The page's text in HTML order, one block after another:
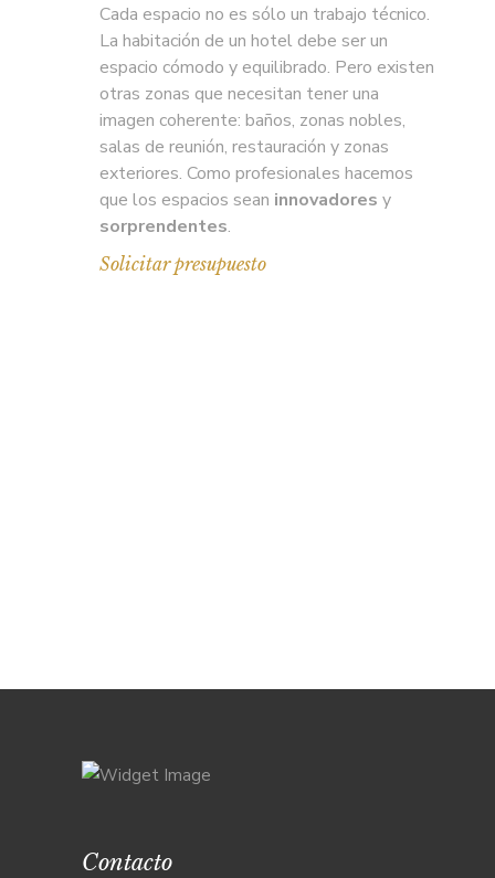
Cada espacio no es sólo un trabajo técnico.
La habitación de un hotel debe ser un
espacio cómodo y equilibrado. Pero existen
otras zonas que necesitan tener una
imagen coherente: baños, zonas nobles,
salas de reunión, restauración y zonas
exteriores. Como profesionales hacemos
que los espacios sean innovadores y
sorprendentes.
Solicitar presupuesto
Contacto